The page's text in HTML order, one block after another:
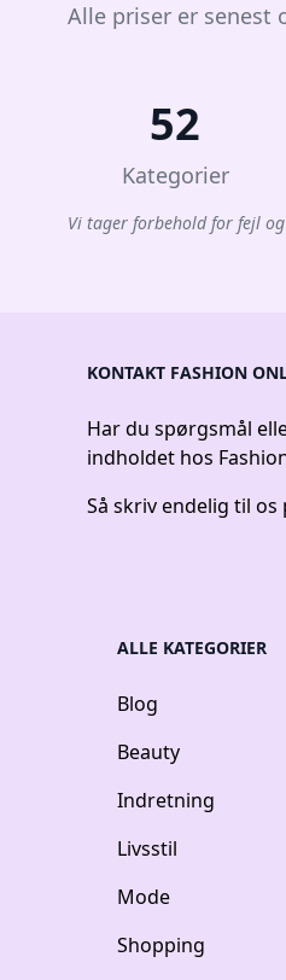
Alle priser er senest
52
Kategorier
Vi tager forbehold for fejl
KONTAKT FASHION
Har du spørgsmål
indholdet hos
Så skriv endelig til os
ALLE KATEGORIER
Blog
Beauty
Indretning
Livsstil
Mode
Shopping